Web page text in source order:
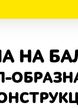
НА